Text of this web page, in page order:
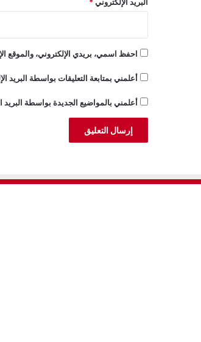
احفظ اسمي، بريدي الإلكتروني، والموقع
أعلمني بمتابعة التعليقات بواسطة البريد
أعلمني بالمواضيع الجديدة بواسطة البريد